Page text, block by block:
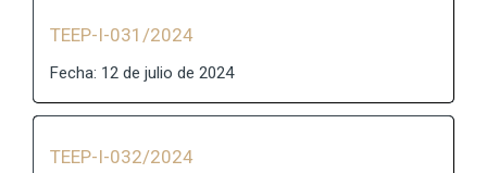
TEEP-I-031/2024
Fecha: 12 de julio de 2024
TEEP-I-032/2024